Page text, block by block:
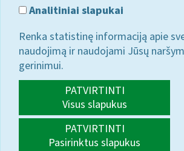
Analitiniai slapukai
Renka statistinę informaciją apie
naudojimą ir naudojami Jūsų
gerinimui.
PATVIRTINTI
Visus slapukus
PATVIRTINTI
Pasirinktus slapukus